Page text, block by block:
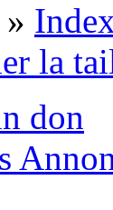
»
la
don